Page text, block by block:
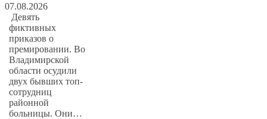
07.08.2026
Девять
фиктивных
приказов о
премировании. Во
Владимирской
области осудили
двух бывших топ-
сотрудниц
районной
больницы. Они…